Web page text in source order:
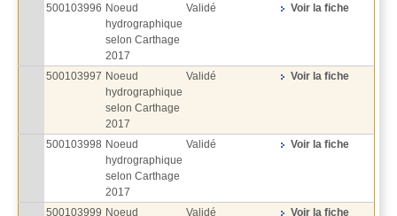
500103996 Noeud
hydrographique
selon Carthage
2017
Validé Voir la fiche
500103997 Noeud
hydrographique
selon Carthage
2017
Validé Voir la fiche
500103998 Noeud
hydrographique
selon Carthage
2017
Validé Voir la fiche
500103999 Noeud Validé Voir la fiche